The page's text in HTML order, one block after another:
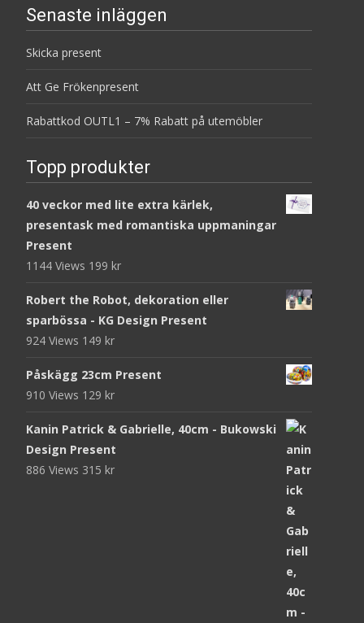
Senaste inläggen
Skicka present
Att Ge Frökenpresent
Rabattkod OUTL1 – 7% Rabatt på utemöbler
Topp produkter
40 veckor med lite extra kärlek,
presentask med romantiska uppmaningar
Present
1144 Views 199 kr
Robert the Robot, dekoration eller
sparbössa - KG Design Present
924 Views 149 kr
Påskägg 23cm Present
910 Views 129 kr
Kanin Patrick & Gabrielle, 40cm - Bukowski
Design Present
886 Views 315 kr